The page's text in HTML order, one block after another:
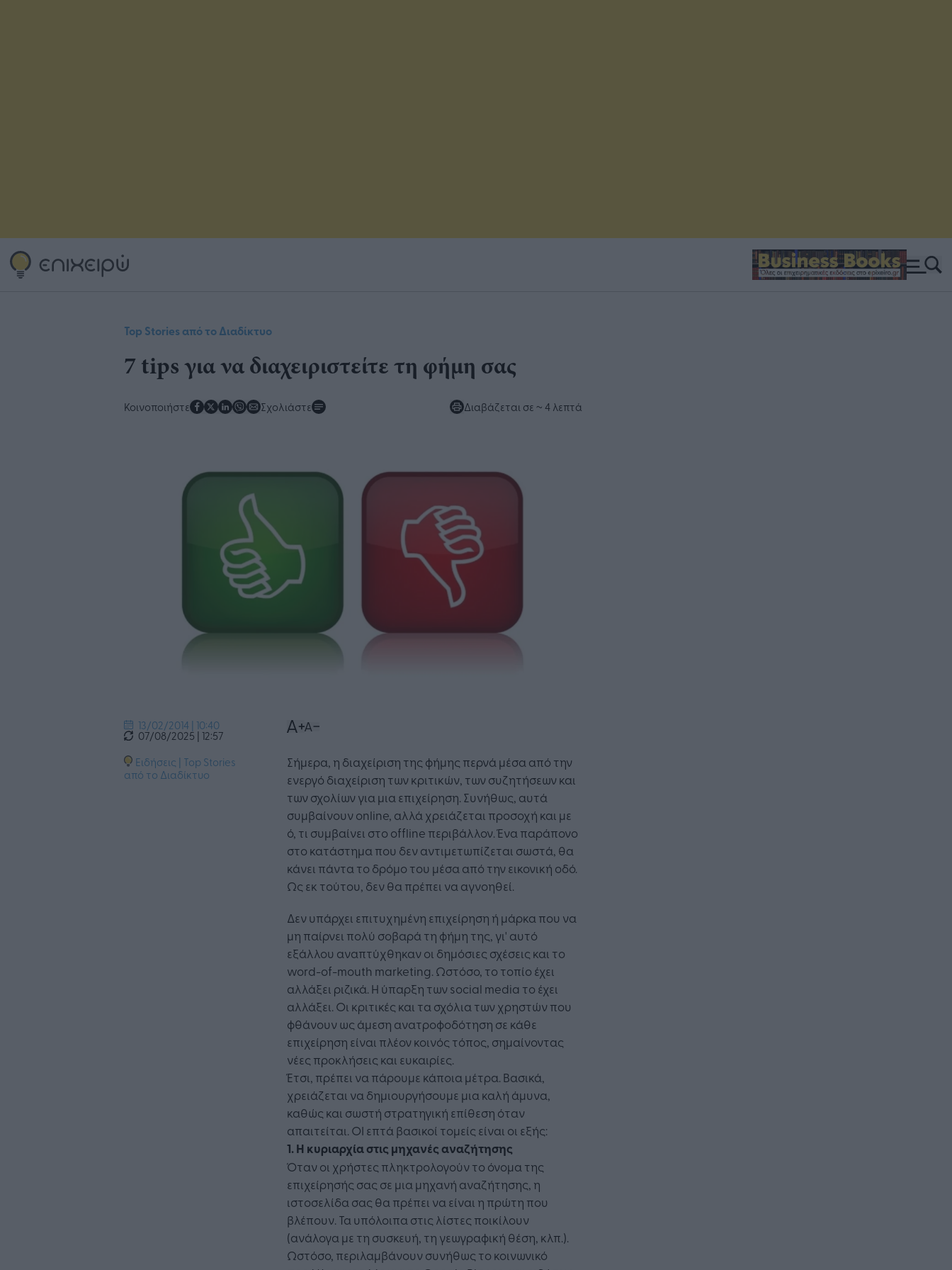
Top Stories από το Διαδίκτυο
7 tips για να διαχειριστείτε τη φήμη σας
Κοινοποιήστε Σχολιάστε Διαβάζεται σε ~ 4 λεπτά
13/02/2014 | 10:40
07/08/2025 | 12:57
Ειδήσεις | Top Stories
από το Διαδίκτυο
Σήμερα, η διαχείριση της φήμης περνά μέσα από την
ενεργό διαχείριση των κριτικών, των συζητήσεων και
των σχολίων για μια επιχείρηση. Συνήθως, αυτά
συμβαίνουν online, αλλά χρειάζεται προσοχή και με
ό, τι συμβαίνει στο offline περιβάλλον. Ένα παράπονο
στο κατάστημα που δεν αντιμετωπίζεται σωστά, θα
κάνει πάντα το δρόμο του μέσα από την εικονική οδό.
Ως εκ τούτου, δεν θα πρέπει να αγνοηθεί.
Δεν υπάρχει επιτυχημένη επιχείρηση ή μάρκα που να
μη παίρνει πολύ σοβαρά τη φήμη της, γι' αυτό
εξάλλου αναπτύχθηκαν οι δημόσιες σχέσεις και το
word-of-mouth marketing. Ωστόσο, το τοπίο έχει
αλλάξει ριζικά. Η ύπαρξη των social media το έχει
αλλάξει. Οι κριτικές και τα σχόλια των χρηστών που
φθάνουν ως άμεση ανατροφοδότηση σε κάθε
επιχείρηση είναι πλέον κοινός τόπος, σημαίνοντας
νέες προκλήσεις και ευκαιρίες.
Έτσι, πρέπει να πάρουμε κάποια μέτρα. Βασικά,
χρειάζεται να δημιουργήσουμε μια καλή άμυνα,
καθώς και σωστή στρατηγική επίθεση όταν
απαιτείται. ΟΙ επτά βασικοί τομείς είναι οι εξής:
1. Η κυριαρχία στις μηχανές αναζήτησης
Όταν οι χρήστες πληκτρολογούν το όνομα της
επιχείρησής σας σε μια μηχανή αναζήτησης, η
ιστοσελίδα σας θα πρέπει να είναι η πρώτη που
βλέπουν. Τα υπόλοιπα στις λίστες ποικίλουν
(ανάλογα με τη συσκευή, τη γεωγραφική θέση, κλπ.).
Ωστόσο, περιλαμβάνουν συνήθως το κοινωνικό